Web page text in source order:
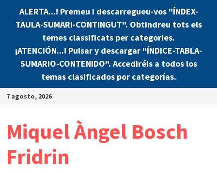
ALERTA...! Premeu i descarregueu-vos "ÍNDEX-
TAULA-SUMARI-CONTINGUT". Obtindreu tots els
temes classificats per categories.
¡ATENCIÓN...! Pulsar y descargar "ÍNDICE-TABLA-
SUMARIO-CONTENIDO". Accediréis a todos los
temas clasificados por categorías.
Saltar
7 agosto, 2026
Miquel Àngel Bosch
Fridrin